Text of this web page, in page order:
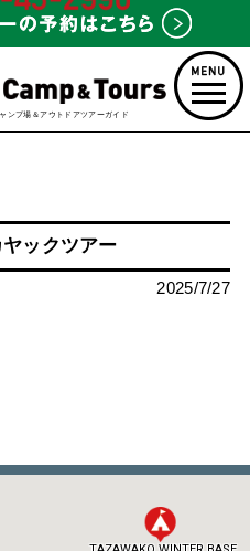
ンプ場＆アウトドアツアーガイド
ックツアー
2025/7/27